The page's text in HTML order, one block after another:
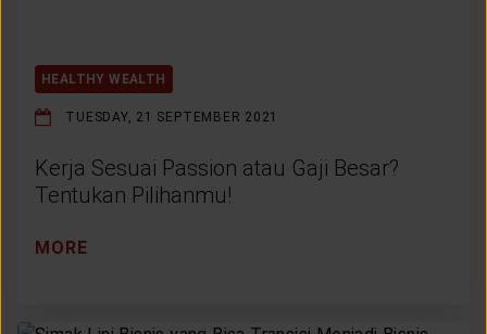
HEALTHY WEALTH
TUESDAY, 21 SEPTEMBER 2021
Kerja Sesuai Passion atau Gaji Besar?
Tentukan Pilihanmu!
MORE